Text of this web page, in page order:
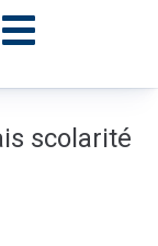
scolarité